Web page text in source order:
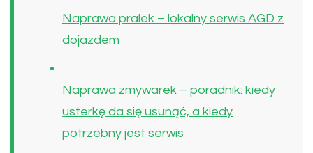
Naprawa pralek – lokalny serwis AGD z
dojazdem
Naprawa zmywarek – poradnik: kiedy
usterkę da się usunąć, a kiedy
potrzebny jest serwis